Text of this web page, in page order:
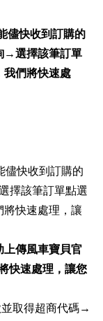
儘快收到訂購的
→選擇該筆訂單
我們將快速處
儘快收到訂購的
擇該筆訂單點選
將快速處理，讓
傳風車寶貝官
快速處理，讓您
取得超商代碼→